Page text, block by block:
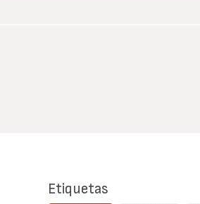
Etiquetas